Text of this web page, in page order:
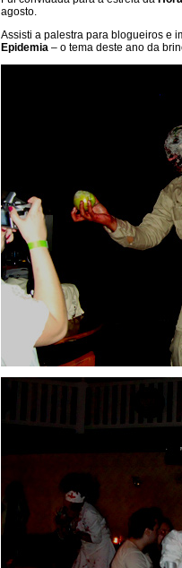
agosto.
Assisti a palestra para blogueiros e
Epidemia – o tema deste ano da